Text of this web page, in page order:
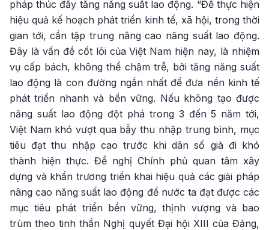
pháp thúc đẩy tăng năng suất lao động. “Để thực hiện
hiệu quả kế hoạch phát triển kinh tế, xã hội, trong thời
gian tới, cần tập trung nâng cao năng suất lao động.
Đây là vấn đề cốt lõi của Việt Nam hiện nay, là nhiệm
vụ cấp bách, không thể chậm trễ, bởi tăng năng suất
lao động là con đường ngắn nhất để đưa nền kinh tế
phát triển nhanh và bền vững. Nếu không tạo được
năng suất lao động đột phá trong 3 đến 5 năm tới,
Việt Nam khó vượt qua bẫy thu nhập trung bình, mục
tiêu đạt thu nhập cao trước khi dân số già đi khó
thành hiện thực. Đề nghị Chính phủ quan tâm xây
dựng và khẩn trương triển khai hiệu quả các giải pháp
nâng cao năng suất lao động để nước ta đạt được các
mục tiêu phát triển bền vững, thịnh vượng và bao
trùm theo tinh thần Nghị quyết Đại hội XIII của Đảng,